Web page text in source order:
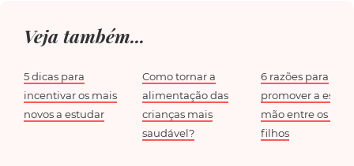
Veja também...
5 dicas para
incentivar os mais
novos a estudar
Como tornar a
alimentação das
crianças mais
saudável?
6 razões para
promover a
mão entre os seus
filhos